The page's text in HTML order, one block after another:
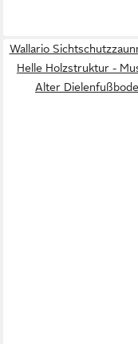
Wallario
Helle Holzstruktur -
Alter